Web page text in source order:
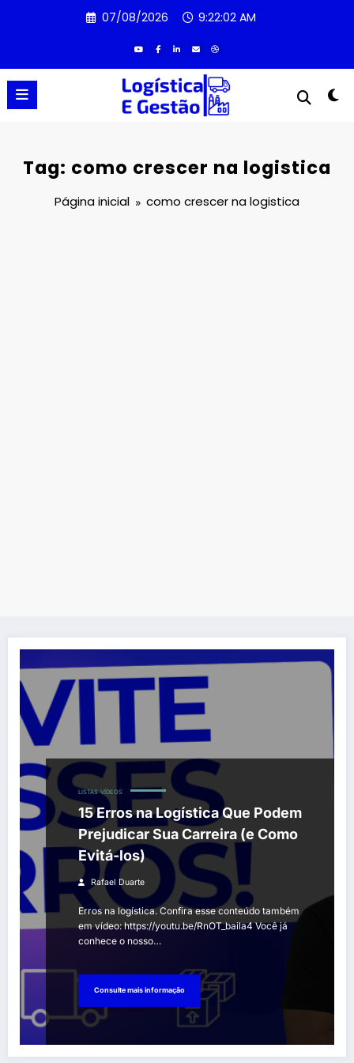
07/08/2026 9:22:02 AM
Tag: como crescer na logistica
Página inicial como crescer na logistica
LISTAS VÍDEOS
15 Erros na Logística Que Podem
Prejudicar Sua Carreira (e Como
Evitá-los)
Rafael Duarte
Erros na logística. Confira esse conteúdo também
em vídeo: https://youtu.be/RnOT_baila4 Você já
conhece o nosso…
Consulte mais informação